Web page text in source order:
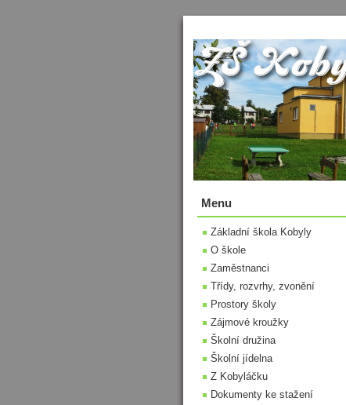
Menu
Základní škola Kobyly
O škole
Zaměstnanci
Třídy, rozvrhy, zvonění
Prostory školy
Zájmové kroužky
Školní družina
Školní jídelna
Z Kobyláčku
Dokumenty ke stažení